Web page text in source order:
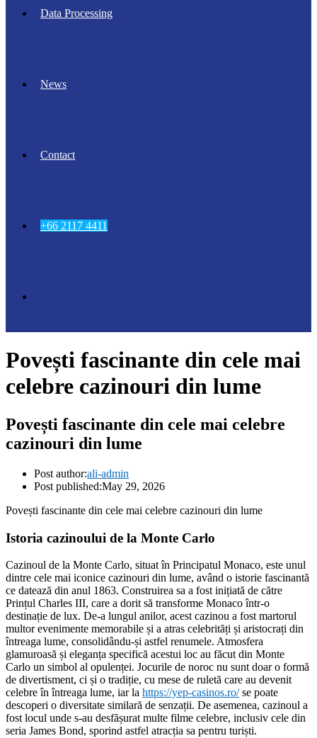
Data Processing
News
Contact
+66 2117 4411
Povești fascinante din cele mai
celebre cazinouri din lume
Povești fascinante din cele mai celebre
cazinouri din lume
Post author:ali-admin
Post published:May 29, 2026
Povești fascinante din cele mai celebre cazinouri din lume
Istoria cazinoului de la Monte Carlo
Cazinoul de la Monte Carlo, situat în Principatul Monaco, este unul
dintre cele mai iconice cazinouri din lume, având o istorie fascinantă
ce datează din anul 1863. Construirea sa a fost inițiată de către
Prințul Charles III, care a dorit să transforme Monaco într-o
destinație de lux. De-a lungul anilor, acest cazinou a fost martorul
multor evenimente memorabile și a atras celebrități și aristocrați din
întreaga lume, consolidându-și astfel renumele. Atmosfera
glamuroasă și eleganța specifică acestui loc au făcut din Monte
Carlo un simbol al opulenței. Jocurile de noroc nu sunt doar o formă
de divertisment, ci și o tradiție, cu mese de ruletă care au devenit
celebre în întreaga lume, iar la https://yep-casinos.ro/se poate
descoperi o diversitate similară de senzații. De asemenea, cazinoul a
fost locul unde s-au desfășurat multe filme celebre, inclusiv cele din
seria James Bond, sporind astfel atracția sa pentru turiști.